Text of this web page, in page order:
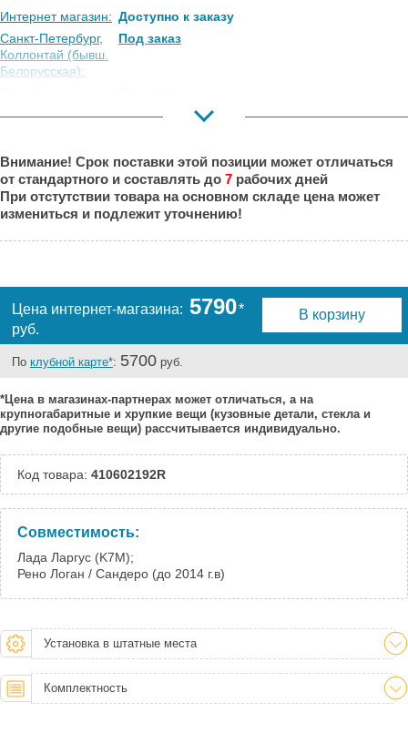
Интернет магазин: Доступно к заказу
Санкт-Петербург,
Коллонтай (бывш.
Белорусская):
Под заказ
Порт:
Великий Новгород: Под заказ
Краснодар:
Под заказ
Челябинск:
Под заказ
Внимание! Срок поставки этой позиции может отличаться
от стандартного и составлять до 7 рабочих дней
При отстутствии товара на основном складе цена может
измениться и подлежит уточнению!
Цена интернет-магазина: 5790*
руб.
В корзину
По клубной карте*: 5700 руб.
*Цена в магазинах-партнерах может отличаться, а на
крупногабаритные и хрупкие вещи (кузовные детали, стекла и
другие подобные вещи) рассчитывается индивидуально.
Код товара: 410602192R
Совместимость:
Лада Ларгус (K7M);
Рено Логан / Сандеро (до 2014 г.в)
Установка в штатные места
Комплектность